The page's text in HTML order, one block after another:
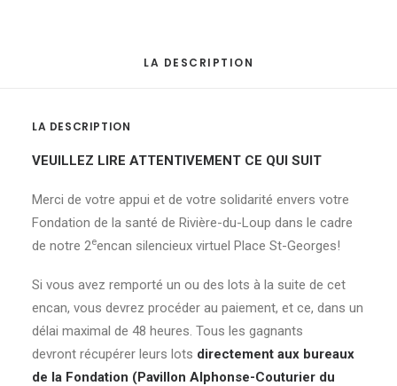
LA DESCRIPTION
LA DESCRIPTION
VEUILLEZ LIRE ATTENTIVEMENT CE QUI SUIT
Merci de votre appui et de votre solidarité envers votre
Fondation de la santé de Rivière-du-Loup dans le cadre
de notre 2eencan silencieux virtuel Place St-Georges!
Si vous avez remporté un ou des lots à la suite de cet
encan, vous devrez procéder au paiement, et ce, dans un
délai maximal de 48 heures. Tous les gagnants
devront récupérer leurs lots directement aux bureaux
de la Fondation (Pavillon Alphonse-Couturier du